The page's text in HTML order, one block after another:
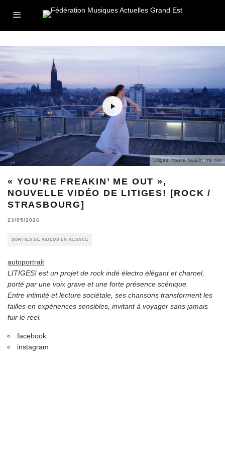
Litiges! You're freakin' me out
« YOU’RE FREAKIN’ ME OUT »,
NOUVELLE VIDÉO DE LITIGES! [ROCK /
STRASBOURG]
23/05/2026
SORTIES DE VIDÉOS EN ALSACE
autoportrait
LITIGES! est un projet de rock indé électro élégant et charnel,
porté par une voix grave et une forte présence scénique.
Entre intimité et lecture sociétale, ses chansons transforment les
failles en expériences sensibles, invitant à voyager sans jamais
fuir le réel.
facebook
instagram